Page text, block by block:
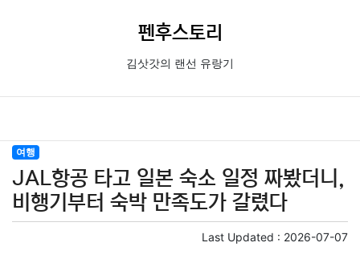
펜후스토리
김삿갓의 랜선 유랑기
여행
JAL항공 타고 일본 숙소 일정 짜봤더니,
비행기부터 숙박 만족도가 갈렸다
Last Updated : 2026-07-07